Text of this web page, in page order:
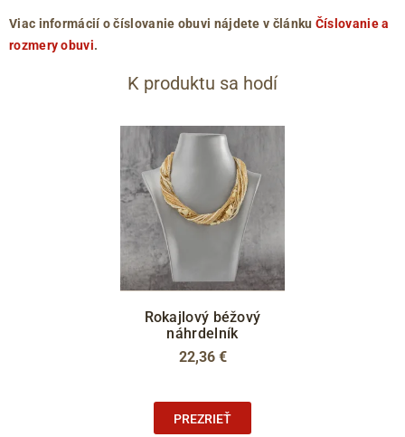
Viac informácií o číslovanie obuvi nájdete v článku Číslovanie a
rozmery obuvi.
K produktu sa hodí
Rokajlový béžový
náhrdelník
22,36 €
PREZRIEŤ